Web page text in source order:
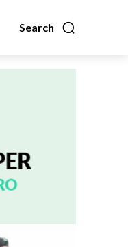
Search